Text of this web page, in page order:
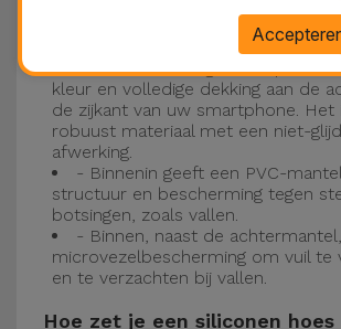
drielaagse constructie om
- Een eerste laag van Liquid
kleur en volledige dekking aan de
de zijkant van uw smartphone. Het
robuust materiaal met een niet-
afwerking.
- Binnenin geeft een PVC-
structuur en bescherming tegen
botsingen, zoals vallen.
- Binnen, naast de
microvezelbescherming om vuil te
en te verzachten bij vallen.
Hoe zet je een siliconen hoes